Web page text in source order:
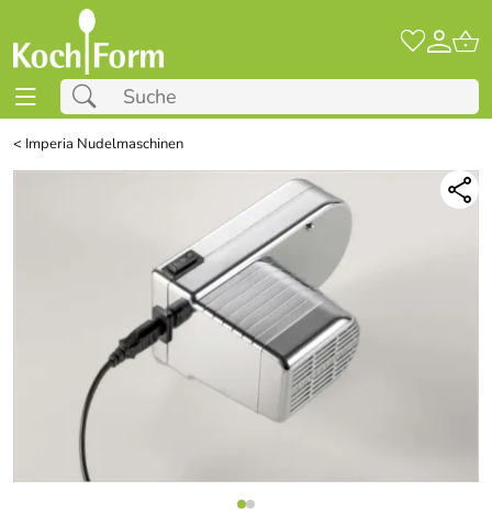
< Imperia Nudelmaschinen